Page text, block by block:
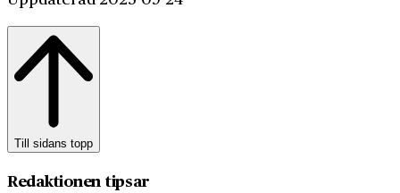
Till sidans topp
Redaktionen tipsar